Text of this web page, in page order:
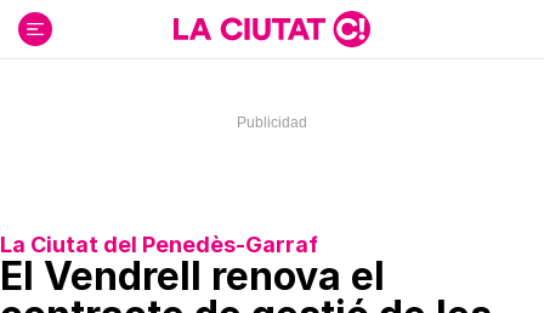
contenido
La Ciutat del Penedès-Garraf
El Vendrell renova el